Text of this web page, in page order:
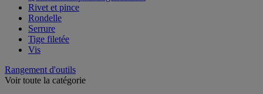
Rivet et pince
Rondelle
Serrure
Tige filetée
Vis
Rangement d'outils
Voir toute la catégorie